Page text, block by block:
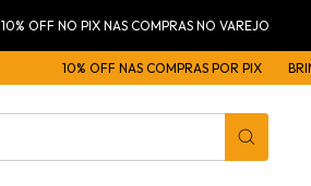
10% OFF NO PIX NAS COMPRAS NO VAREJO
10% OFF NAS COMPRAS POR PIX BRINDE